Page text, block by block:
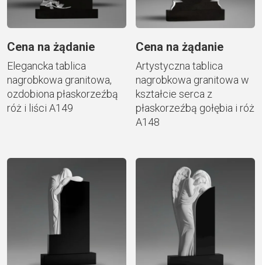
Cena na żądanie
Elegancka tablica
nagrobkowa granitowa,
ozdobiona płaskorzeźbą
róż i liści A149
Cena na żądanie
Artystyczna tablica
nagrobkowa granitowa w
kształcie serca z
płaskorzeźbą gołębia i róż
A148